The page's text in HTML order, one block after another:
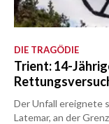
DIE TRAGÖDIE
Trient: 14-
Der Unfall ereignete
Latemar, an der